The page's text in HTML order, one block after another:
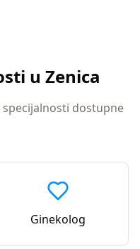
u Zenica
dostupne
Ginekolog